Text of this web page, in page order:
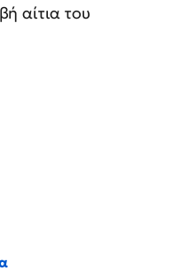
αίτια του